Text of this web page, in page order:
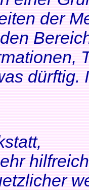
der
dürftig.